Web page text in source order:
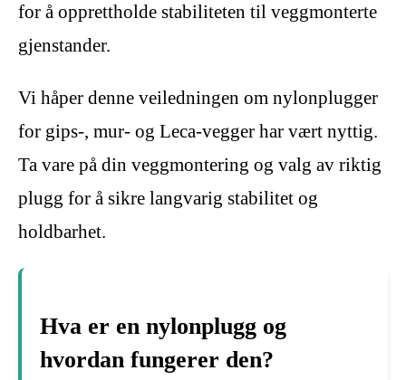
for å opprettholde stabiliteten til veggmonterte
gjenstander.
Vi håper denne veiledningen om nylonplugger
for gips-, mur- og Leca-vegger har vært nyttig.
Ta vare på din veggmontering og valg av riktig
plugg for å sikre langvarig stabilitet og
holdbarhet.
Hva er en nylonplugg og
hvordan fungerer den?